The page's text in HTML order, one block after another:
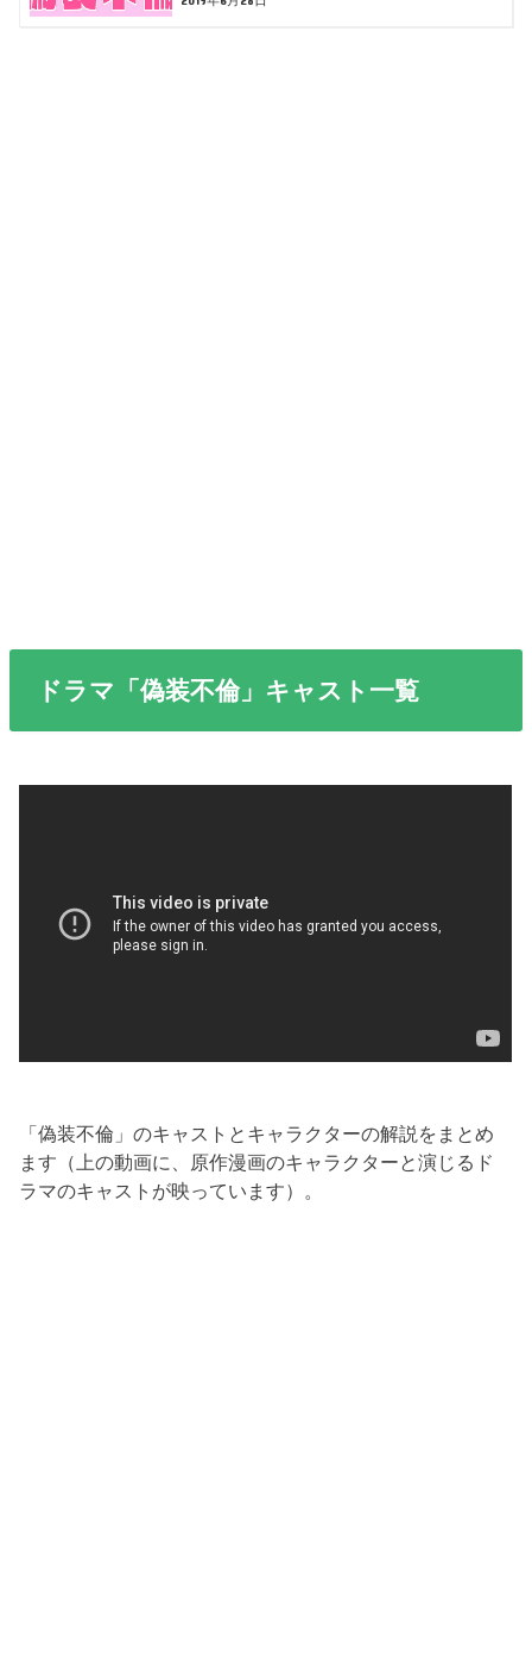
ドラマ「偽装不倫」キャスト一覧
「偽装不倫」のキャストとキャラクターの解説をまとめ
ます（上の動画に、原作漫画のキャラクターと演じるド
ラマのキャストが映っています）。